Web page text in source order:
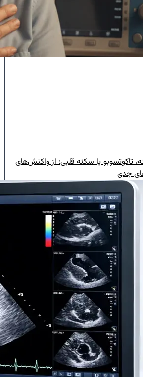
یا سکته قلبی: از واکنش‌های
جدی